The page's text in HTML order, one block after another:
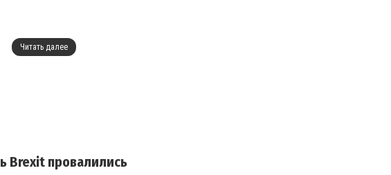
Читать далее
Brexit провалились